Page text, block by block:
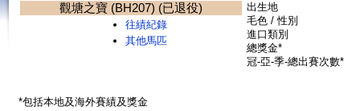
觀塘之寶 (BH207) (已退役)
往績紀錄
其他馬匹
出生地
毛色 / 性別
進口類別
總獎金*
冠-亞-季-總出賽次數*
*包括本地及海外賽績及獎金